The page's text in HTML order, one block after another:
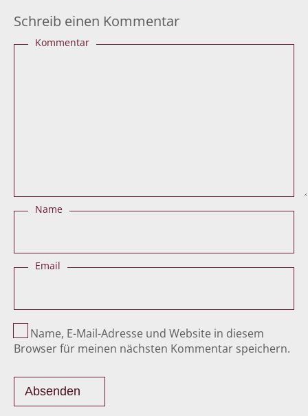
Schreib einen Kommentar
Kommentar
Name
Email
Name, E-Mail-Adresse und Website in diesem
Browser für meinen nächsten Kommentar speichern.